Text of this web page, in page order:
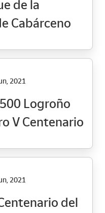
de la
Cabárceno
2021
Logroño
V Centenario
2021
del